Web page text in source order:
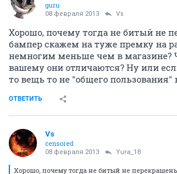
guru
08 февраля 2013 Vs
Хорошо, почему тогда не битый не
бампер скажем на туже премку на
немногим меньше чем в магазине?
вашему они отличаются? Ну или
то вещь то не "общего пользования"
ОТВЕТИТЬ
Vs
censored
08 февраля 2013 Yura_18
Хорошо, почему тогда не битый не